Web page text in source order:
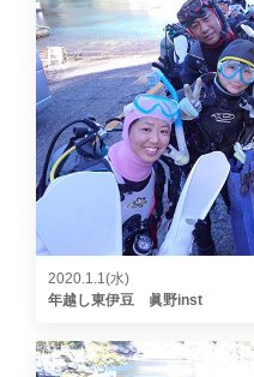
2020.1.1(水)
年越し東伊豆 眞野inst